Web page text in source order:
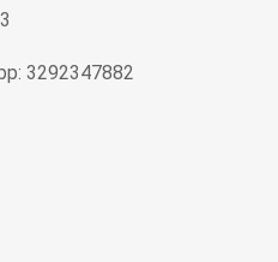
3292347882